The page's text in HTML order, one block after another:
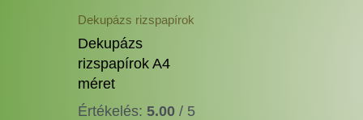
Dekupázs rizspapírok
Dekupázs
rizspapírok A4
méret
Értékelés: 5.00/ 5
a